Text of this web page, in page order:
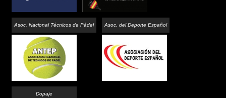
Asoc. Nacional Técnicos de Pádel Asoc. del Deporte Español
Dopaje